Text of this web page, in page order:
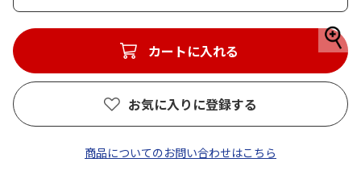
カートに入れる
お気に入りに登録する
商品についてのお問い合わせはこちら